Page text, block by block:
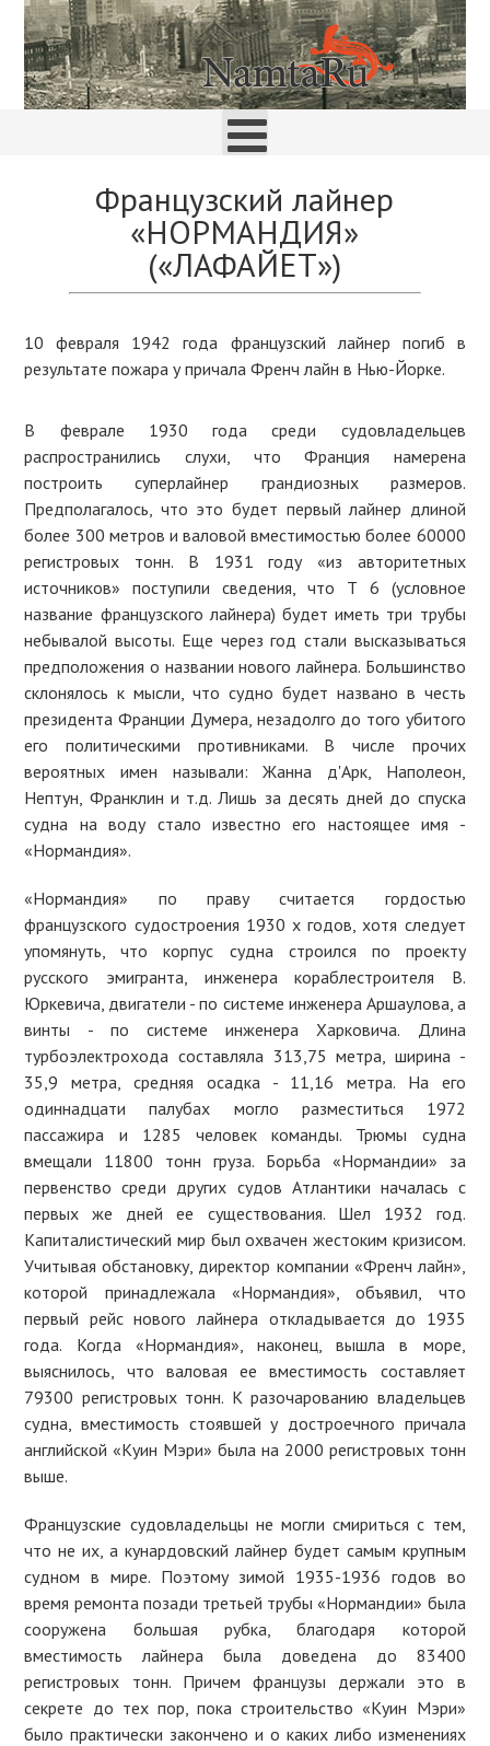
Французский лайнер
«НОРМАНДИЯ»
(«ЛАФАЙЕТ»)
10 февраля 1942 года французский лайнер погиб в
результате пожара у причала Френч лайн в Нью-Йорке.
В феврале 1930 года среди судовладельцев
распространились слухи, что Франция намерена
построить суперлайнер грандиозных размеров.
Предполагалось, что это будет первый лайнер длиной
более 300 метров и валовой вместимостью более 60000
регистровых тонн. В 1931 году «из авторитетных
источников» поступили сведения, что Т 6 (условное
название французского лайнера) будет иметь три трубы
небывалой высоты. Еще через год стали высказываться
предположения о названии нового лайнера. Большинство
склонялось к мысли, что судно будет названо в честь
президента Франции Думера, незадолго до того убитого
его политическими противниками. В числе прочих
вероятных имен называли: Жанна д'Арк, Наполеон,
Нептун, Франклин и т.д. Лишь за десять дней до спуска
судна на воду стало известно его настоящее имя -
«Нормандия».
«Нормандия» по праву считается гордостью
французского судостроения 1930 х годов, хотя следует
упомянуть, что корпус судна строился по проекту
русского эмигранта, инженера кораблестроителя В.
Юркевича, двигатели - по системе инженера Аршаулова, а
винты - по системе инженера Харковича. Длина
турбоэлектрохода составляла 313,75 метра, ширина -
35,9 метра, средняя осадка - 11,16 метра. На его
одиннадцати палубах могло разместиться 1972
пассажира и 1285 человек команды. Трюмы судна
вмещали 11800 тонн груза. Борьба «Нормандии» за
первенство среди других судов Атлантики началась с
первых же дней ее существования. Шел 1932 год.
Капиталистический мир был охвачен жестоким кризисом.
Учитывая обстановку, директор компании «Френч лайн»,
которой принадлежала «Нормандия», объявил, что
первый рейс нового лайнера откладывается до 1935
года. Когда «Нормандия», наконец, вышла в море,
выяснилось, что валовая ее вместимость составляет
79300 регистровых тонн. К разочарованию владельцев
судна, вместимость стоявшей у достроечного причала
английской «Куин Мэри» была на 2000 регистровых тонн
выше.
Французские судовладельцы не могли смириться с тем,
что не их, а кунардовский лайнер будет самым крупным
судном в мире. Поэтому зимой 1935-1936 годов во
время ремонта позади третьей трубы «Нормандии» была
сооружена большая рубка, благодаря которой
вместимость лайнера была доведена до 83400
регистровых тонн. Причем французы держали это в
секрете до тех пор, пока строительство «Куин Мэри»
было практически закончено и о каких либо изменениях